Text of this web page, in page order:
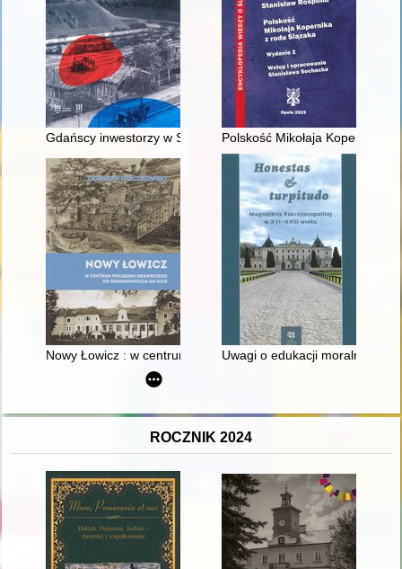
Gdańscy inwestorzy w Sopocie : prestiż finansowy i
Polskość Mikołaja Kopernika z
Nowy Łowicz : w centrum poligonu drawskiego od
Uwagi o edukacji moralnej
ROCZNIK 2024